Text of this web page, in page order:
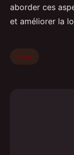
aborder ces
et améliorer la
Actu